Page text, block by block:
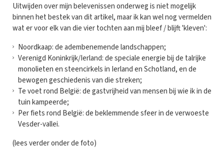
Uitwijden over mijn belevenissen onderweg is niet mogelijk
binnen het bestek van dit artikel, maar ik kan wel nog vermelden
wat er voor elk van die vier tochten aan mij bleef / blijft 'kleven':
Noordkaap: de adembenemende landschappen;
Verenigd Koninkrijk/Ierland: de speciale energie bij de talrijke
monolieten en steencirkels in Ierland en Schotland, en de
bewogen geschiedenis van die streken;
Te voet rond België: de gastvrijheid van mensen bij wie ik in de
tuin kampeerde;
Per fiets rond België: de beklemmende sfeer in de verwoeste
Vesder-vallei.
(lees verder onder de foto)